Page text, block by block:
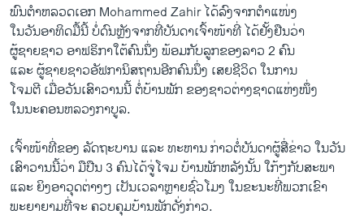
ພົນຕຳຫລວດ​ເອກ Mohammed Zahir ​ໄດ້​ລົງ​ຈາກ​ຕຳ​ແໜ່​ງ
​ໃນ​ວັນ​ອາທິດ​ມື້​ນີ້ ​ບໍ່​ດົນຫຼັງຈາກ​ທີ່ບັນດາ​ເຈົ້າໜ້າ​ທີ່ ​ໄດ້​ຢັ້ງຢືນ​ວ່າ
ຜູ້​ຊາຍ​ຊາວ ​ອາ​ຟຣິກາ​ໃຕ້​ຄົນ​ນຶ່ງ ພ້ອມ​ກັບ​ລູກ​ຂອງ​ລາວ 2 ຄົນ ​
ແລະ ຜູ້​ຊາຍ​ຊາວ​ອັຟກາ​ນິສຖານອີກ​ຄົນ​ນຶ່ງ ​ເສຍ​ຊີວິດ ​ໃນ​ການ
​ໂຈມ​ຕີ ​ເມື່ອ​ວັນ​ເສົາ​ວານ​ນີ້ ຕໍ່ບ້ານ​ພັກ ຂອງ​ຊາວ​ຕ່າງ​ຊາດແຫ່ງ​ໜຶ່ງ
ໃນ​ນະຄອນຫລວງ​ກາ​ບູລ.
​ເຈົ້າໜ້າ​ທີ່ຂອງ ລັດຖະບານ ​ແລະ ທະຫານ ກ່າວ​ຕໍ່​ບັນດາ​ຜູ້​ສື່​ຂ່າວ ​ໃນ​ວັນ​
ເສົາ​ວານ​ນີ້ວ່າ ມື​ປືນ 3 ຄົນ​ໄດ້​ຈູ່​ໂຈມ ບ້ານ​ພັກຫລັງ​ນັ້ນ ​ໃກ້ໆ​ກັບ​ສະພາ ​
ແລະ ຍິງ​ອາ​ວຸດ​ຕ່າງໆ ​ເປັນ​ເວລາຫຼາຍຊົ່ວ​ໂມງ ​ໃນ​ຂະນະ​ທີ່​ພວກ​ເຂົາ​
ພະຍາຍາມ​ທີ່​ຈະ ຄວບ​ຄຸມ​ບ້ານ​ພັກ​ດັ່ງກ່າວ.